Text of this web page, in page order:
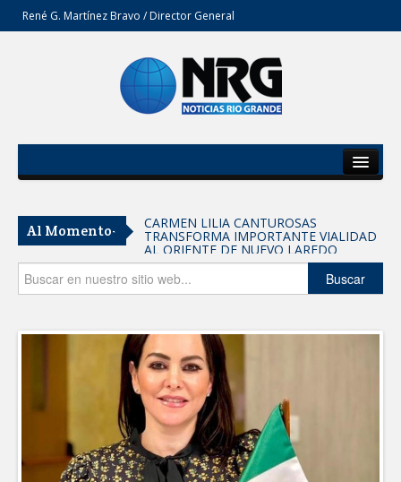
René G. Martínez Bravo / Director General
Del Estado
Secciones
Opinión
Al Momento- CARMEN LILIA CANTUROSAS
TRANSFORMA IMPORTANTE VIALIDAD
AL ORIENTE DE NUEVO LAREDO
Tomaron vecinos de Integración Familiar
iniciativa de Acción y Conciencia
Fortalece la UAT el acceso a la
educación superior en comunidades
REFUERZA BIENESTAR ANIMAL
LABORES DE ATENCIÓN PARA REDUCIR
RIESGO DE ENFERMEDADES EN
MASCOTAS
Lleva gobierno de Reynosa programa
"Acción y Conciencia" a colonia
Integración Familiar
Buscar